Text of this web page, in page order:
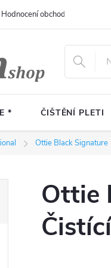
Hodnocení obchodu
* ČIŠTĚNÍ PLETI
Ottie Black Signature
Ottie